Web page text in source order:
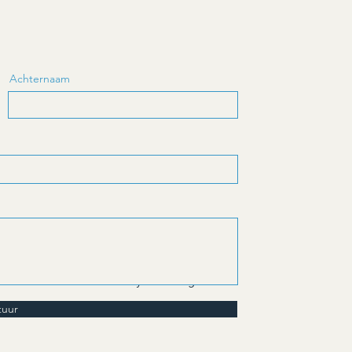
Privacy verklaring
Achternaam